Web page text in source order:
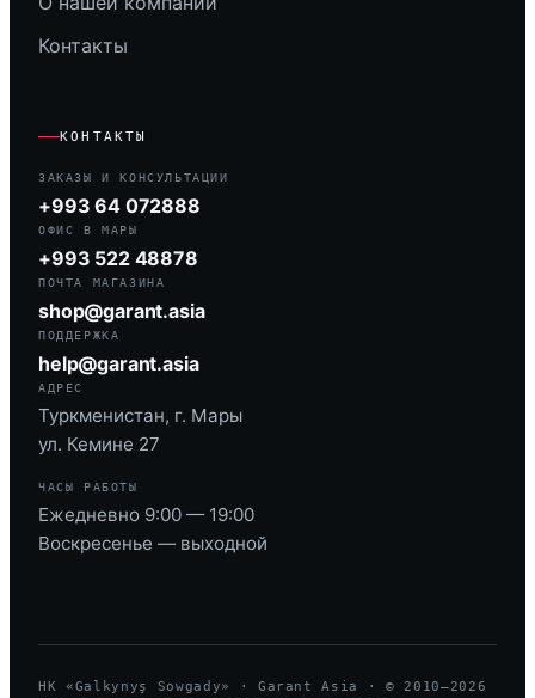
Контакты
КОНТАКТЫ
ЗАКАЗЫ И КОНСУЛЬТАЦИИ
+993 64 072888
ОФИС В МАРЫ
+993 522 48878
ПОЧТА МАГАЗИНА
shop@garant.asia
ПОДДЕРЖКА
help@garant.asia
АДРЕС
Туркменистан, г. Мары
ул. Кемине 27
ЧАСЫ РАБОТЫ
Ежедневно 9:00 — 19:00
Воскресенье — выходной
HK «Galkynyş Sowgady» · Garant Asia · © 2010—2026